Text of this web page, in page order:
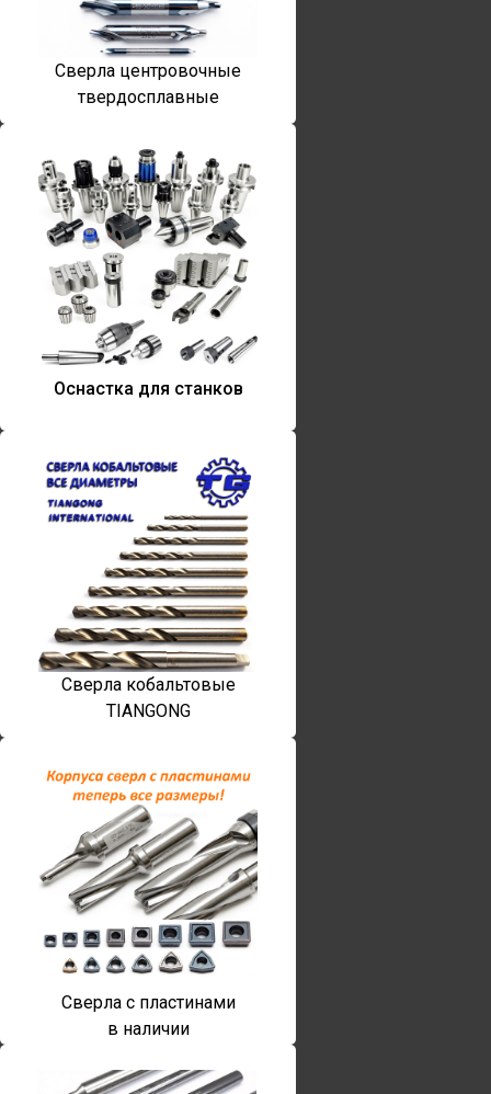
Сверла центровочные
твердосплавные
Оснастка для станков
Сверла кобальтовые
TIANGONG
Сверла с пластинами
в наличии